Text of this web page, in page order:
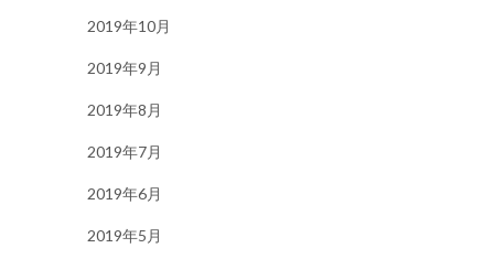
2019年10月
2019年9月
2019年8月
2019年7月
2019年6月
2019年5月